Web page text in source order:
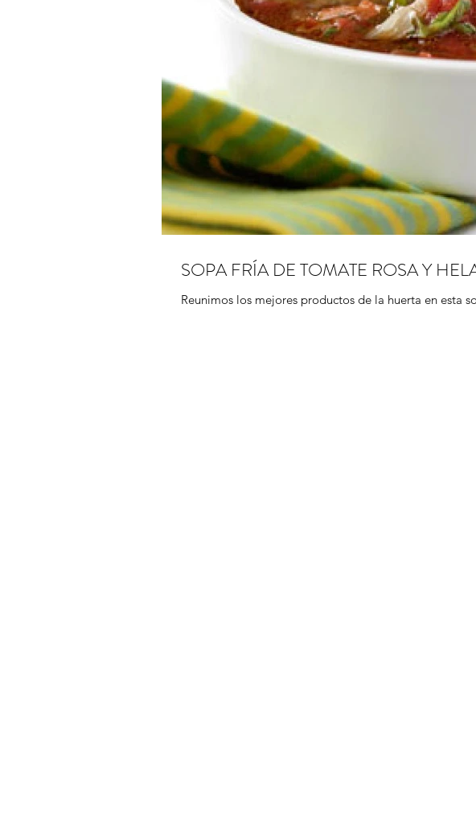
SOPA FRÍA DE TOMATE ROSA Y
Reunimos los mejores productos de la huerta en esta